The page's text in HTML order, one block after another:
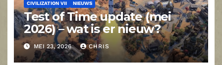
CIVILIZATION VII NIEUWS
Test of Time update (mei
2026) – wat is er nieuw?
MEI 23, 2026 CHRIS